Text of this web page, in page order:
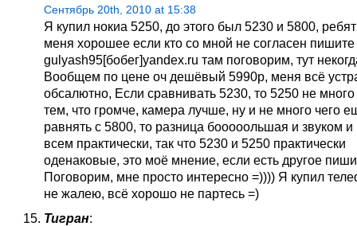
Сентябрь 20th, 2010 at 15:38
Я купил нокиа 5250, до этого был 5230 и 5800,
меня хорошее если кто со мной не согласен
gulyash95[бобег]yandex.ru там поговорим, тут
Вообщем по цене оч дешёвый 5990р, меня всё
обсалютно, Если сравнивать 5230, то 5250 не
тем, что громче, камера лучше, ну и не много чего
равнять с 5800, то разница бооооольшая и звуком
всем практически, так что 5230 и 5250 практически
оденаковые, это моё мнение, если есть другое
Поговорим, мне просто интересно =)))) Я купил
не жалею, всё хорошо не партесь =)
Тигран: